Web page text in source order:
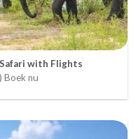
with Flights
Boek nu